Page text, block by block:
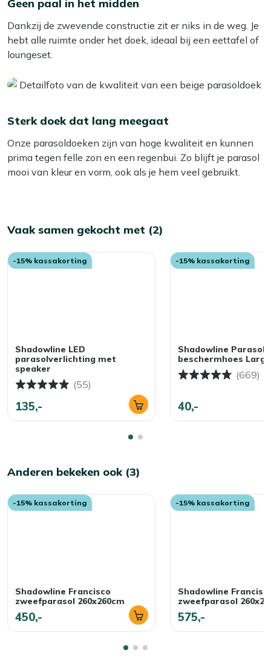
in de schuur of garage? Zorg er dan voor dat het doek
helemaal droog is voordat je de hoes gebruikt. Zo
voorkom je schimmel en vochtplekken.
Geen paal in het midden
Dankzij de zwevende constructie zit er niks in de weg. Je
hebt alle ruimte onder het doek, ideaal bij een eettafel of
loungeset.
Sterk doek dat lang meegaat
Onze parasoldoeken zijn van hoge kwaliteit en kunnen
prima tegen felle zon en een regenbui. Zo blijft je parasol
mooi van kleur en vorm, ook als je hem veel gebruikt.
Vaak samen gekocht met (2)
-15% kassakorting
Shadowline LED
parasolverlichting met
speaker
(55)
135,-
-15% kassakorting
Shadowline Parasol
beschermhoes Large
(669)
40,-
Anderen bekeken ook (3)
-15% kassakorting
Shadowline Francisco
zweefparasol 260x260cm
450,-
-15% kassakorting
Shadowline
zweefparasol
575,-